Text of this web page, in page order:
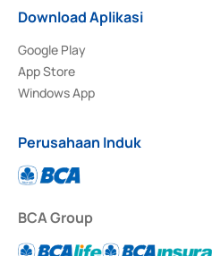
Download Aplikasi
Google Play
App Store
Windows App
Perusahaan Induk
BCA Group